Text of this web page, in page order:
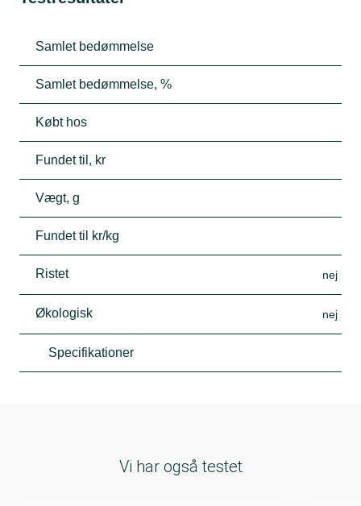
Samlet bedømmelse
Samlet bedømmelse, %
Købt hos
Fundet til, kr
Vægt, g
Fundet til kr/kg
Ristet nej
Økologisk nej
Specifikationer
Vi har også testet